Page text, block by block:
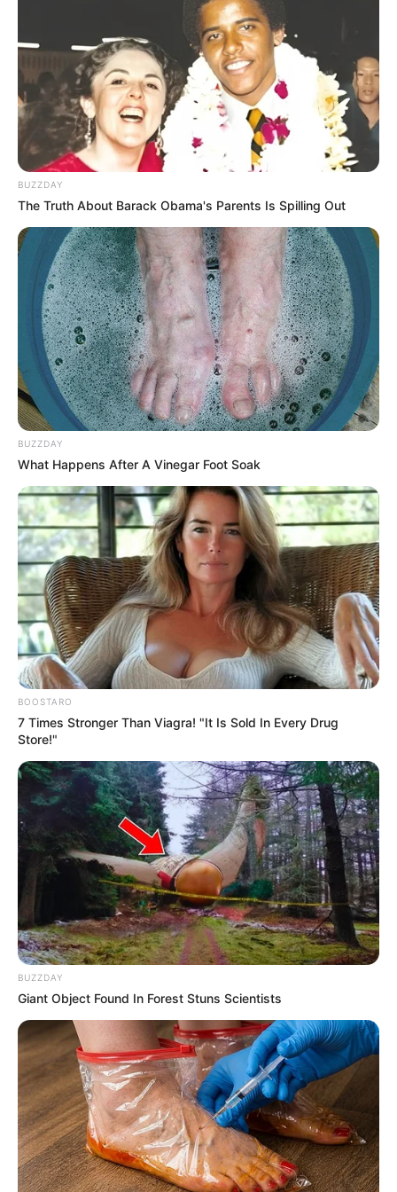
Prezidentdən "AZCON"la bağlı
FƏRMAN
65 0
13:06 / 06 Avqust 2026 CƏMİYYƏT
Sabah hava necəolacaq?
70 0
12:58 / 06 Avqust 2026 CƏMİYYƏT
Kollektorlar və BOKT əməkdaşları
borclunun ailəsiniqorxuda bilər?
74 0 0
12:55 / 06 Avqust 2026 HÜQUQ
BUZZDAY
The Truth About Barack Obama's Parents Is Spilling Out
BUZZDAY
What Happens After A Vinegar Foot Soak
BOOSTARO
7 Times Stronger Than Viagra! "It Is Sold In Every Drug
Store!"
BUZZDAY
Giant Object Found In Forest Stuns Scientists